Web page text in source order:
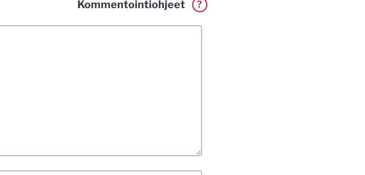
Kommentointiohjeet
?
ilman muuta kritisoida. Muistathan silti
mainokset sekä tietenkin laittomat